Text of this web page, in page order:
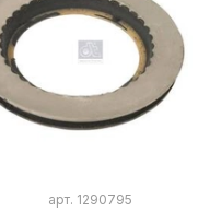
арт. 1290795